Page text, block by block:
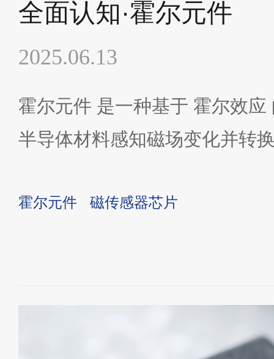
全面认知·霍尔元件
2025.06.13
霍尔元件 是一种基于 霍尔效
半导体材料感知磁场变化并转
霍尔元件 磁传感器芯片